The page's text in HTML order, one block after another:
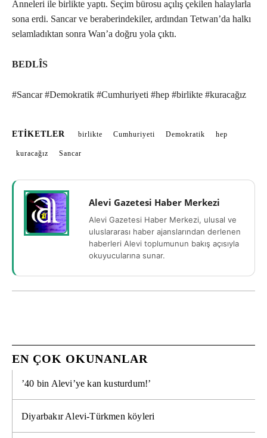
Anneleri ile birlikte yaptı. Seçim bürosu açılış çekilen halaylarla
sona erdi. Sancar ve beraberindekiler, ardından Tetwan’da halkı
selamladıktan sonra Wan’a doğru yola çıktı.
BEDLÎS
#Sancar #Demokratik #Cumhuriyeti #hep #birlikte #kuracağız
ETIKETLER birlikte Cumhuriyeti Demokratik hep
kuracağız Sancar
Alevi Gazetesi Haber Merkezi
Alevi Gazetesi Haber Merkezi, ulusal ve
uluslararası haber ajanslarından derlenen
haberleri Alevi toplumunun bakış açısıyla
okuyucularına sunar.
EN ÇOK OKUNANLAR
’40 bin Alevi’ye kan kusturdum!’
Diyarbakır Alevi-Türkmen köyleri